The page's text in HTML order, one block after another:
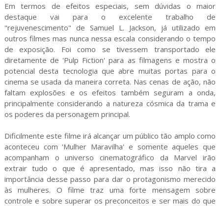
Em termos de efeitos especiais, sem dúvidas o maior
destaque vai para o excelente trabalho de
"rejuvenescimento" de Samuel L. Jackson, já utilizado em
outros filmes mas nunca nessa escala considerando o tempo
de exposição. Foi como se tivessem transportado ele
diretamente de 'Pulp Fiction' para as filmagens e mostra o
potencial desta tecnologia que abre muitas portas para o
cinema se usada da maneira correta. Nas cenas de ação, não
faltam explosões e os efeitos também seguram a onda,
principalmente considerando a natureza cósmica da trama e
os poderes da personagem principal.
Dificilmente este filme irá alcançar um público tão amplo como
aconteceu com 'Mulher Maravilha' e somente aqueles que
acompanham o universo cinematográfico da Marvel irão
extrair tudo o que é apresentado, mas isso não tira a
importância desse passo para dar o protagonismo merecido
às mulheres. O filme traz uma forte mensagem sobre
controle e sobre superar os preconceitos e ser mais do que